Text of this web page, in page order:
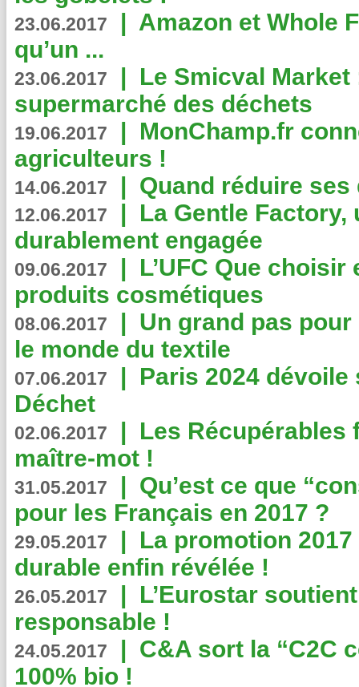
23.06.2017 | Amazon et Whole
qu’un ...
23.06.2017 | Le Smicval
supermarché des déchets
19.06.2017 | MonChamp.fr
agriculteurs !
14.06.2017 | Quand réduire
12.06.2017 | La Gentle
durablement engagée
09.06.2017 | L’UFC Que
produits cosmétiques
08.06.2017 | Un grand pas
le monde du textile
07.06.2017 | Paris 2024
Déchet
02.06.2017 | Les Récupérables
maître-mot !
31.05.2017 | Qu’est ce que
pour les Français en 2017 ?
29.05.2017 | La promotion
durable enfin révélée !
26.05.2017 | L’Eurostar
responsable !
24.05.2017 | C&A sort la “C2C
100% bio !